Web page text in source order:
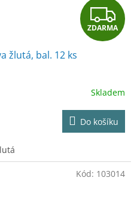
Z
D
R
M
A
ZDARMA
žlutá, bal. 12 ks
Skladem
Do košíku
Kód: 103014